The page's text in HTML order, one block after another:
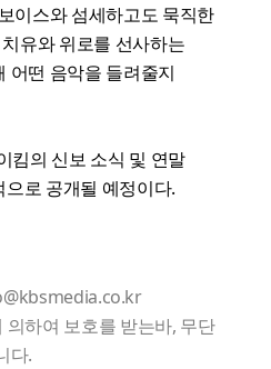
이스와 섬세하고도 묵직한
유와 위로를 선사하는
어떤 음악을 들려줄지
킴의 신보 소식 및 연말
로 공개될 예정이다.
하여 보호를 받는바, 무단
다.